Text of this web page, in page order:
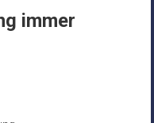
immer